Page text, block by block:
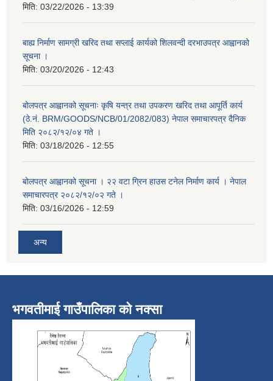
मिति: 03/22/2026 - 13:39
बाह्य निर्माण सामग्री खरिद तथा सप्लाई कार्यको शिलवन्दी दरभाउपत्र आह्वानको
सूचना ।
मिति: 03/20/2026 - 12:43
बोलपत्र आह्वानको सूचनाः कृषि यन्त्र तथा उपकरण खरिद तथा आपूर्ति कार्य
(ठे.नं. BRM/GOODS/NCB/01/2082/083) नेपाल समाचारपत्र दैनिक
मिति २०८२/१२/०४ गते ।
मिति: 03/18/2026 - 12:55
बोलपत्र आह्वानको सूचना । २२ वटा ग्रिन हाउस टनेल निर्माण कार्य । नेपाल
समाचारपत्र २०८२/१२/०२ गते ।
मिति: 03/16/2026 - 12:59
अन्य
भगवतीमाई गाउँपालिका को नक्सा